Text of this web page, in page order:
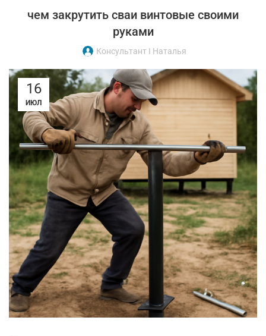
чем закрутить сваи винтовые своими
руками
Консультант I Наталья
16
ИЮЛ